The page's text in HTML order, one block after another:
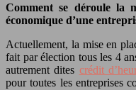
Comment se déroule la
économique d’une
Actuellement, la mise en
fait par élection tous les 4
autrement dites crédit
pour toutes les entreprises